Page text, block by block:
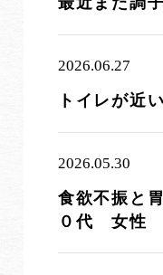
2026.06.27
トイレが近い
2026.05.30
食欲不振と
０代 女性